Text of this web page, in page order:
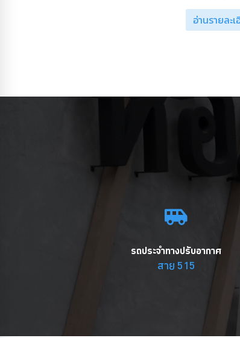
อ่านรายละ
รถประจำทางปรับอากาศ
สาย 515